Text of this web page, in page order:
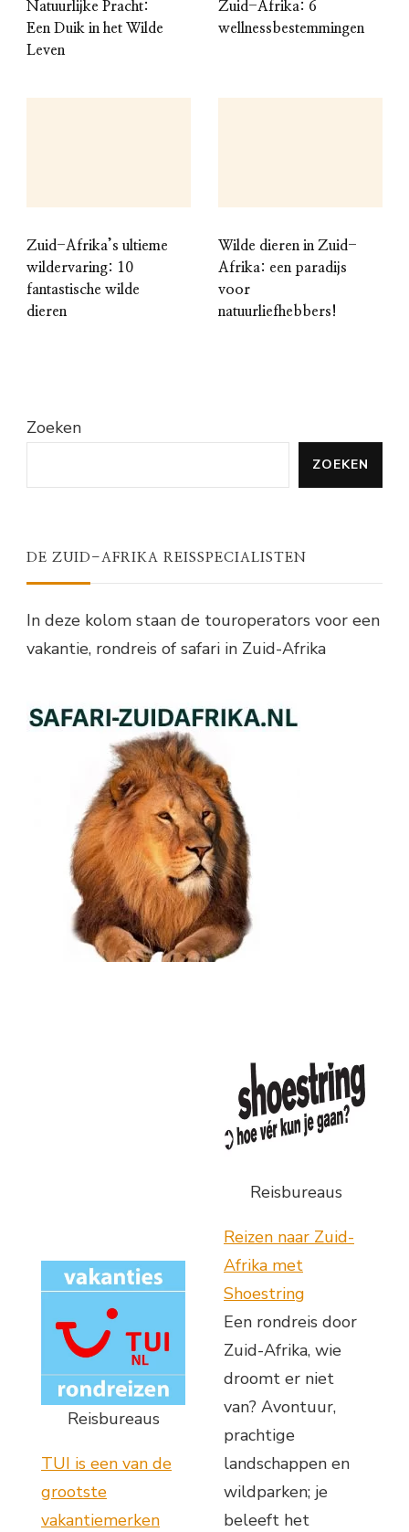
Natuurlijke Pracht:
Een Duik in het Wilde
Leven
Zuid-Afrika: 6
wellnessbestemmingen
Zuid-Afrika’s ultieme
wildervaring: 10
fantastische wilde
dieren
Wilde dieren in Zuid-
Afrika: een paradijs
voor
natuurliefhebbers!
Zoeken
ZOEKEN
DE ZUID-AFRIKA REISSPECIALISTEN
In deze kolom staan de touroperators voor een
vakantie, rondreis of safari in Zuid-Afrika
Reisbureaus
TUI is een van de
grootste
vakantiemerken
Reisbureaus
Reizen naar Zuid-
Afrika met
Shoestring
Een rondreis door
Zuid-Afrika, wie
droomt er niet
van? Avontuur,
prachtige
landschappen en
wildparken; je
beleeft het